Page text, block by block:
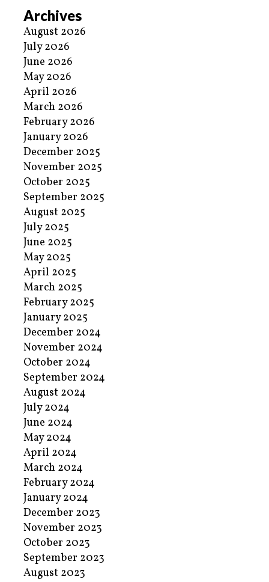
Archives
August 2026
July 2026
June 2026
May 2026
April 2026
March 2026
February 2026
January 2026
December 2025
November 2025
October 2025
September 2025
August 2025
July 2025
June 2025
May 2025
April 2025
March 2025
February 2025
January 2025
December 2024
November 2024
October 2024
September 2024
August 2024
July 2024
June 2024
May 2024
April 2024
March 2024
February 2024
January 2024
December 2023
November 2023
October 2023
September 2023
August 2023